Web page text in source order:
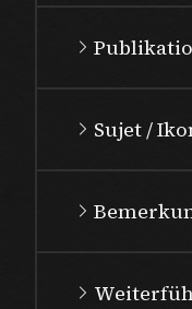
Sujet /